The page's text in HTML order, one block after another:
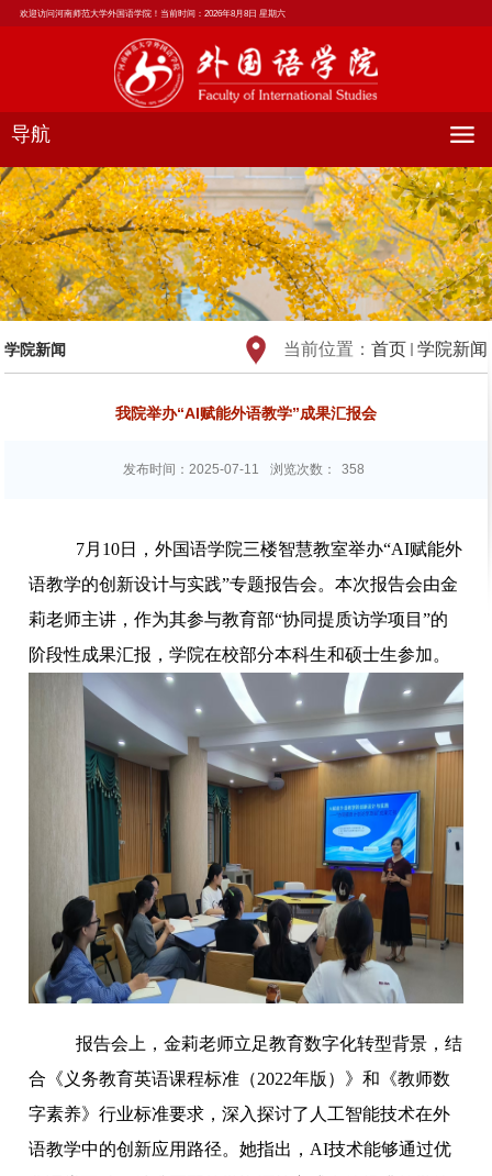
欢迎访问河南师范大学外国语学院！当前时间： 2026年8月8日 星期六
导航
学院新闻 当前位置： 首页 学院新闻
我院举办“AI赋能外语教学”成果汇报会
发布时间：2025-07-11 浏览次数： 358
7月 10日，外国语学院三楼智慧教室举办“AI赋能外
语教学的创新设计与实践”专题报告会。本次报告会由金
莉老师主讲，作为其参与教育部“协同提质访学项目”的
阶段性成果汇报，学院在校部分本科生和硕士生参加。
报告会上，金莉老师立足教育数字化转型背景，结
合《义务教育英语课程标准（2022年版）》和《教师数
字素养》行业标准要求，深入探讨了人工智能技术在外
语教学中的创新应用路径。她指出， AI技术能够通过优